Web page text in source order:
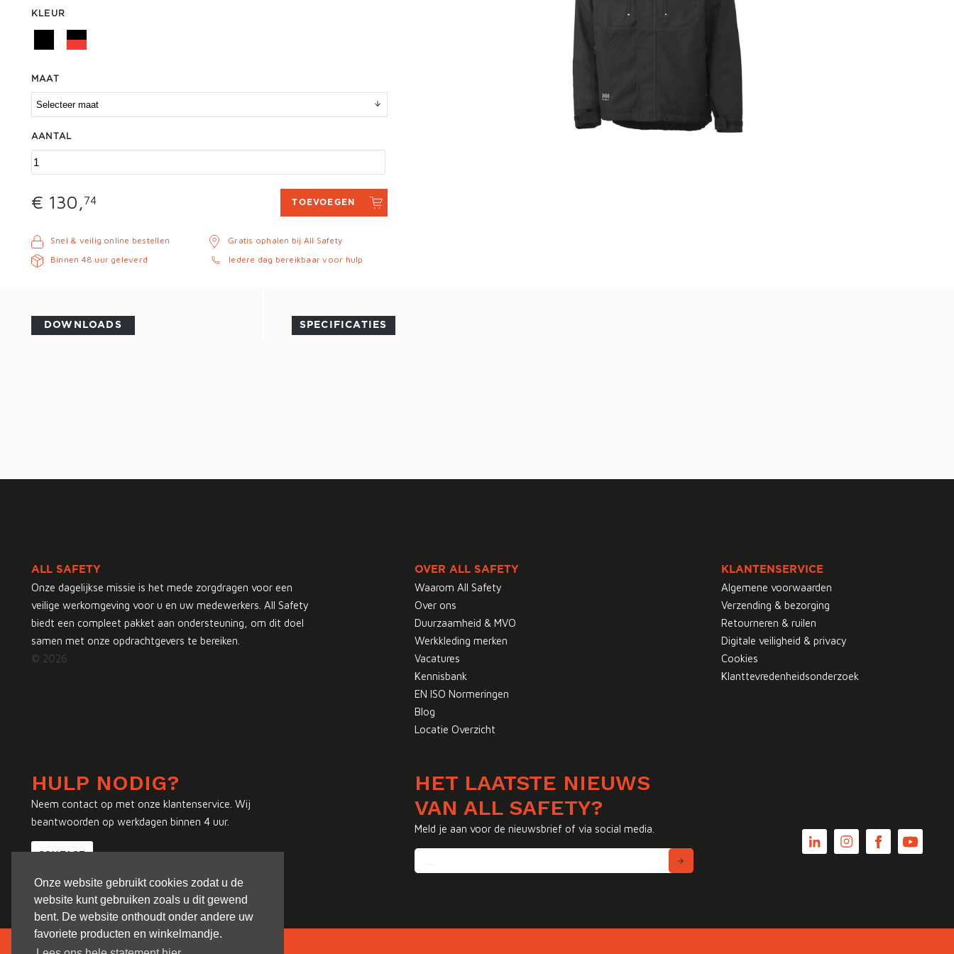
Onze website gebruikt cookies zodat u de
website kunt gebruiken zoals u dit gewend
bent. De website onthoudt onder andere uw
favoriete producten en winkelmandje.
KLEUR
MAAT
AANTAL
€ 130,74 TOEVOEGEN
Snel & veilig online bestellen
Binnen 48 uur geleverd
Gratis ophalen bij All Safety
Iedere dag bereikbaar voor hulp
DOWNLOADS SPECIFICATIES
ALL SAFETY
Onze dagelijkse missie is het mede zorgdragen voor een
veilige werkomgeving voor u en uw medewerkers. All Safety
biedt een compleet pakket aan ondersteuning, om dit doel
samen met onze opdrachtgevers te bereiken.
© 2026
OVER ALL SAFETY
Waarom All Safety
Over ons
Duurzaamheid & MVO
Werkkleding merken
Vacatures
Kennisbank
EN ISO Normeringen
Blog
Locatie Overzicht
KLANTENSERVICE
Algemene voorwaarden
Verzending & bezorging
Retourneren & ruilen
Digitale veiligheid & privacy
Cookies
Klanttevredenheidsonderzoek
HULP NODIG?
Neem contact op met onze klantenservice. Wij
beantwoorden op werkdagen binnen 4 uur.
CONTACT
HET LAATSTE NIEUWS
VAN ALL SAFETY?
Meld je aan voor de nieuwsbrief of via social media.